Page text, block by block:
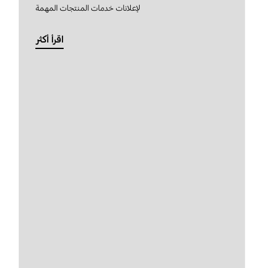
لإعلانات خدمات المنتجات المهمة
اقرأ أكثر